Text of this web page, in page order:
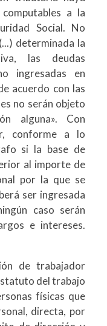
a la
Social. No
determinada la
las deudas
ingresadas en
acuerdo con las
no serán objeto
alguna». Con
conforme a lo
si la base de
al importe de
por la que se
ser ingresada
caso serán
e intereses.
de trabajador
del trabajo
físicas que
directa, por